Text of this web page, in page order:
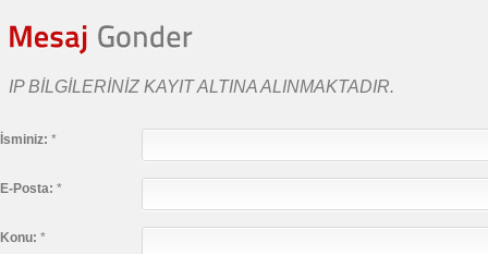
IP BILGILERINIZ KAYIT ALTINA ALINMAKTADIR.
İsminiz: *
E-Posta: *
Konu: *